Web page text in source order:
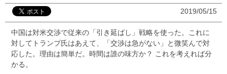
2019/05/15
中国は対米交渉で従来の「引き延ばし」戦略を使った。これに
対してトランプ氏はあえて、「交渉は急がない」と微笑んで対
応した。理由は簡単だ。時間は誰の味方か？ これを考えれば分
かる。